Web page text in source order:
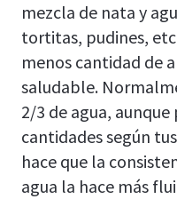
mezcla de nata y
tortitas, pudines,
menos cantidad de
saludable.
2/3 de agua, aunque
cantidades según
hace que la
agua la hace más